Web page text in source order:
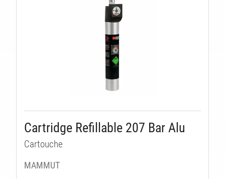
Cartridge Refillable 207 Bar Alu
Cartouche
MAMMUT